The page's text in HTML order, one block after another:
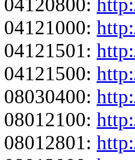
04121000:
04121501:
04121500:
08030400:
08012100:
08012801: